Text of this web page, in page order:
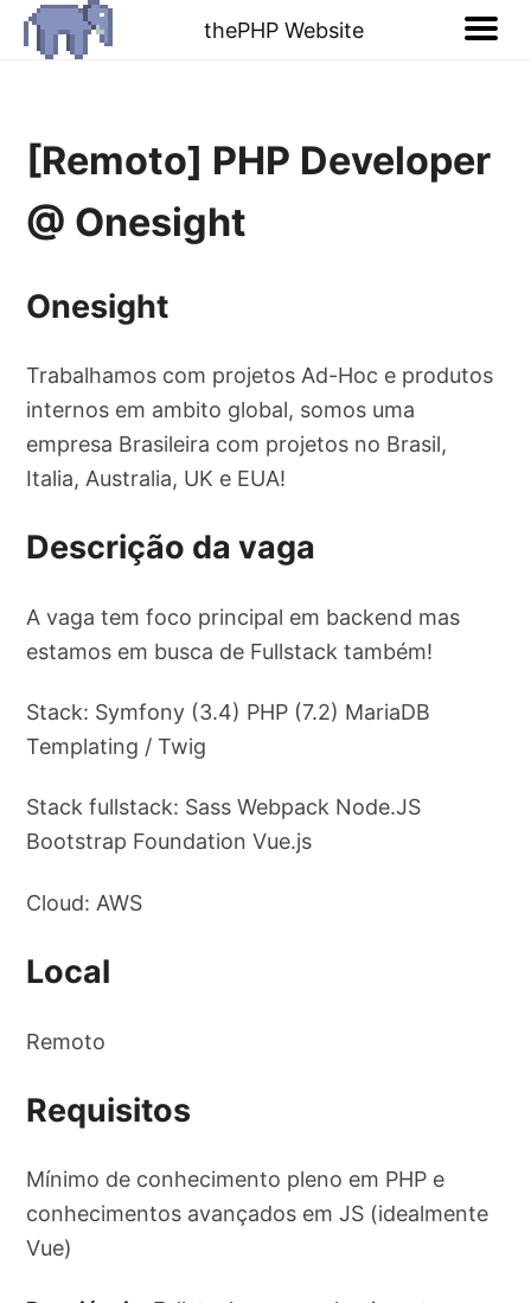
thePHP Website
[Remoto] PHP Developer
@ Onesight
Onesight
Trabalhamos com projetos Ad-Hoc e produtos
internos em ambito global, somos uma
empresa Brasileira com projetos no Brasil,
Italia, Australia, UK e EUA!
Descrição da vaga
A vaga tem foco principal em backend mas
estamos em busca de Fullstack também!
Stack: Symfony (3.4) PHP (7.2) MariaDB
Templating / Twig
Stack fullstack: Sass Webpack Node.JS
Bootstrap Foundation Vue.js
Cloud: AWS
Local
Remoto
Requisitos
Mínimo de conhecimento pleno em PHP e
conhecimentos avançados em JS (idealmente
Vue)